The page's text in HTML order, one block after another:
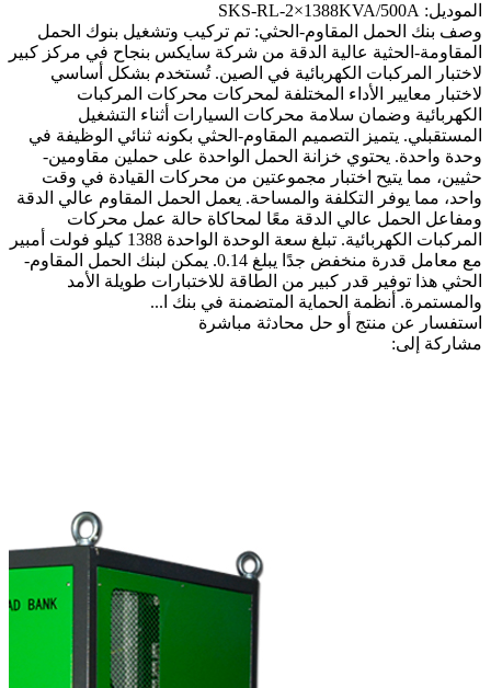
الموديل: SKS-RL-2×1388KVA/500A
وصف بنك الحمل المقاوم-الحثي: تم تركيب وتشغيل بنوك الحمل
المقاومة-الحثية عالية الدقة من شركة سايكس بنجاح في مركز كبير
لاختبار المركبات الكهربائية في الصين. تُستخدم بشكل أساسي
لاختبار معايير الأداء المختلفة لمحركات محركات المركبات
الكهربائية وضمان سلامة محركات السيارات أثناء التشغيل
المستقبلي. يتميز التصميم المقاوم-الحثي بكونه ثنائي الوظيفة في
وحدة واحدة. يحتوي خزانة الحمل الواحدة على حملين مقاومين-
حثيين، مما يتيح اختبار مجموعتين من محركات القيادة في وقت
واحد، مما يوفر التكلفة والمساحة. يعمل الحمل المقاوم عالي الدقة
ومفاعل الحمل عالي الدقة معًا لمحاكاة حالة عمل محركات
المركبات الكهربائية. تبلغ سعة الوحدة الواحدة 1388 كيلو فولت أمبير
مع معامل قدرة منخفض جدًا يبلغ 0.14. يمكن لبنك الحمل المقاوم-
الحثي هذا توفير قدر كبير من الطاقة للاختبارات طويلة الأمد
والمستمرة. أنظمة الحماية المتضمنة في بنك ا...
استفسار عن منتج أو حل محادثة مباشرة
مشاركة إلى: